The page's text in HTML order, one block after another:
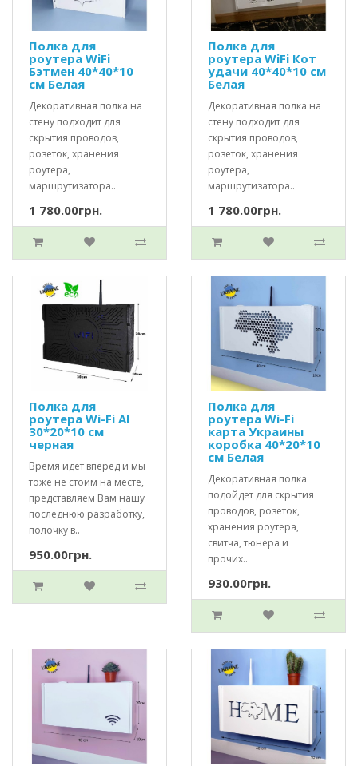
Полка для
роутера WiFi
Бэтмен 40*40*10
см Белая
Декоративная полка на
стену подходит для
скрытия проводов,
розеток, хранения
роутера,
маршрутизатора..
1 780.00грн.
Полка для
роутера WiFi Кот
удачи 40*40*10 см
Белая
Декоративная полка на
стену подходит для
скрытия проводов,
розеток, хранения
роутера,
маршрутизатора..
1 780.00грн.
Полка для
роутера Wi-Fi AI
30*20*10 см
черная
Время идет вперед и мы
тоже не стоим на месте,
представляем Вам нашу
последнюю разработку,
полочку в..
950.00грн.
Полка для
роутера Wi-Fi
карта Украины
коробка 40*20*10
см Белая
Декоративная полка
подойдет для скрытия
проводов, розеток,
хранения роутера,
свитча, тюнера и
прочих..
930.00грн.